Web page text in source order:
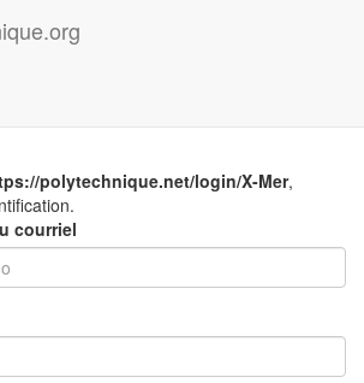
polytechnique.net/login/X-Mer,
courriel